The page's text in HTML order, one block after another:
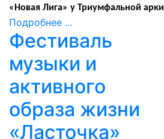
«Новая Лига» у Триумфальной арки
Подробнее ...
Фестиваль
музыки и
активного
образа жизни
«Ласточка»